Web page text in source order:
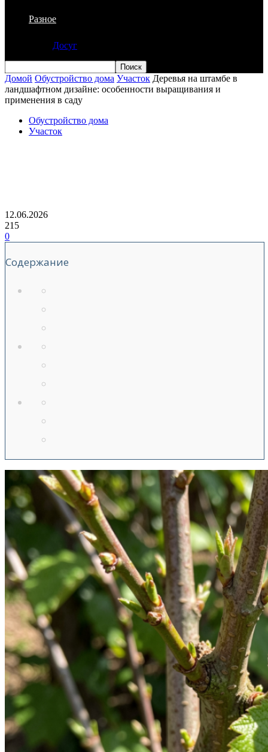
Разное
Досуг
Домой Обустройство дома Участок Деревья на штамбе в
ландшафтном дизайне: особенности выращивания и
применения в саду
Обустройство дома
Участок
12.06.2026
215
0
Содержание